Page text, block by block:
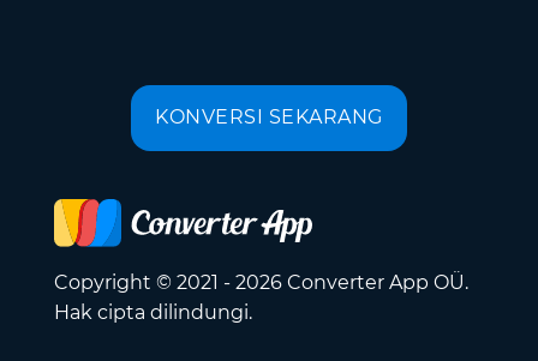
KONVERSI SEKARANG
Copyright © 2021 - 2026 Converter App OÜ.
Hak cipta dilindungi.